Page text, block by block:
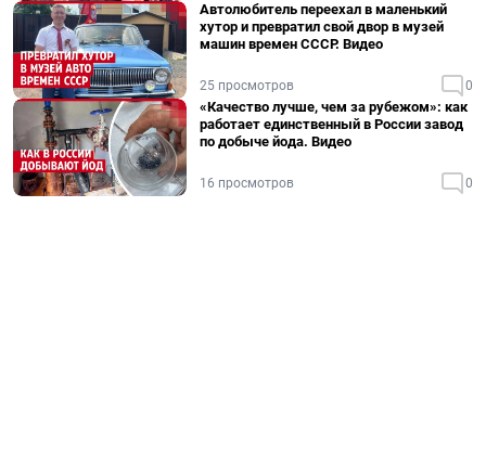
Автолюбитель переехал в маленький
хутор и превратил свой двор в музей
машин времен СССР. Видео
25 просмотров 0
«Качество лучше, чем за рубежом»: как
работает единственный в России завод
по добыче йода. Видео
16 просмотров 0